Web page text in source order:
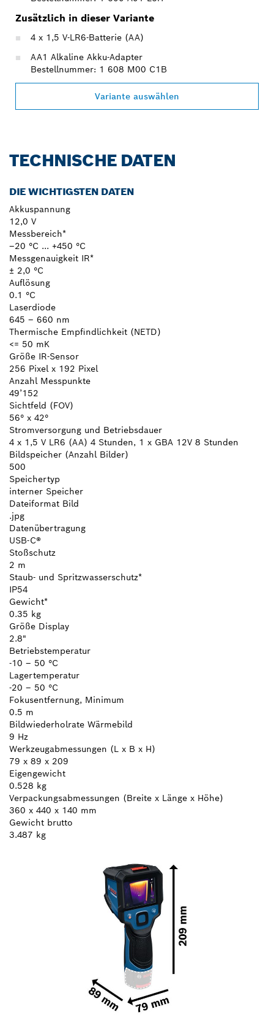
Zusätzlich in dieser Variante
4 x 1,5 V-LR6-Batterie (AA)
AA1 Alkaline Akku-Adapter
Bestellnummer: 1 608 M00 C1B
Variante auswählen
TECHNISCHE DATEN
DIE WICHTIGSTEN DATEN
Akkuspannung
12,0 V
Messbereich*
–20 °C ... +450 °C
Messgenauigkeit IR*
± 2,0 °C
Auflösung
0.1 °C
Laserdiode
645 – 660 nm
Thermische Empfindlichkeit (NETD)
<= 50 mK
Größe IR-Sensor
256 Pixel x 192 Pixel
Anzahl Messpunkte
49’152
Sichtfeld (FOV)
56° x 42°
Stromversorgung und Betriebsdauer
4 x 1,5 V LR6 (AA) 4 Stunden, 1 x GBA 12V 8 Stunden
Bildspeicher (Anzahl Bilder)
500
Speichertyp
interner Speicher
Dateiformat Bild
.jpg
Datenübertragung
USB-C®
Stoßschutz
2 m
Staub- und Spritzwasserschutz*
IP54
Gewicht*
0.35 kg
Größe Display
2.8"
Betriebstemperatur
-10 – 50 °C
Lagertemperatur
-20 – 50 °C
Fokusentfernung, Minimum
0.5 m
Bildwiederholrate Wärmebild
9 Hz
Werkzeugabmessungen (L x B x H)
79 x 89 x 209
Eigengewicht
0.528 kg
Verpackungsabmessungen (Breite x Länge x Höhe)
360 x 440 x 140 mm
Gewicht brutto
3.487 kg